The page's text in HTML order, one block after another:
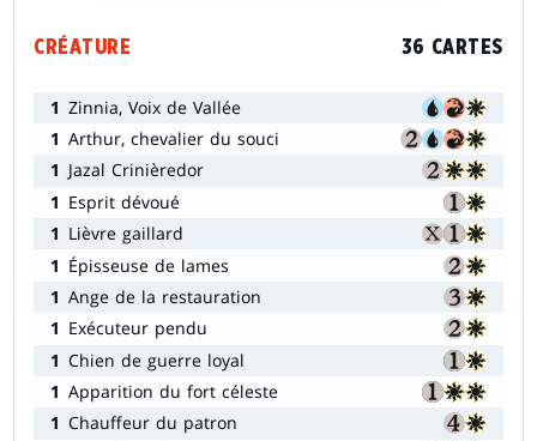
CRÉATURE 36 CARTES
1 Zinnia, Voix de Vallée
1 Arthur, chevalier du souci
1 Jazal Crinièredor
1 Esprit dévoué
1 Lièvre gaillard
1 Épisseuse de lames
1 Ange de la restauration
1 Exécuteur pendu
1 Chien de guerre loyal
1 Apparition du fort céleste
1 Chauffeur du patron